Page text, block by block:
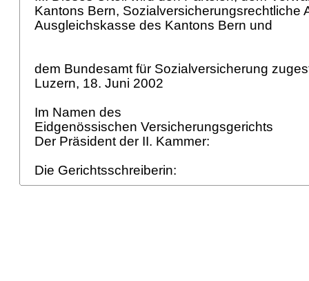
Kantons Bern, Sozialversicherungsrechtliche
Ausgleichskasse des Kantons Bern und
dem Bundesamt für Sozialversicherung
Luzern, 18. Juni 2002
Im Namen des
Eidgenössischen Versicherungsgerichts
Der Präsident der II. Kammer:
Die Gerichtsschreiberin: